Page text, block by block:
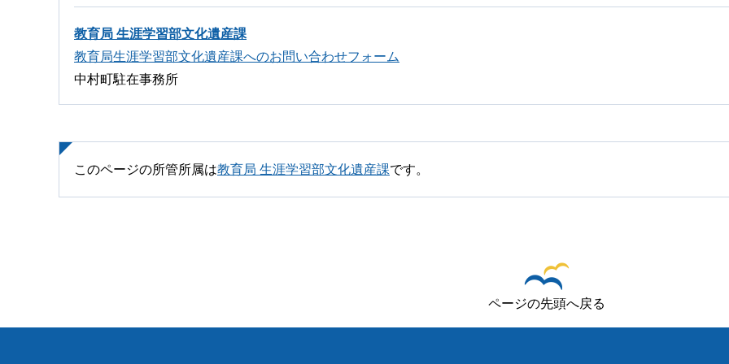
教育局 生涯学習部文化遺産課
教育局生涯学習部文化遺産課へのお問い合わせフォーム
中村町駐在事務所
このページの所管所属は教育局 生涯学習部文化遺産課です。
ページの先頭へ戻る